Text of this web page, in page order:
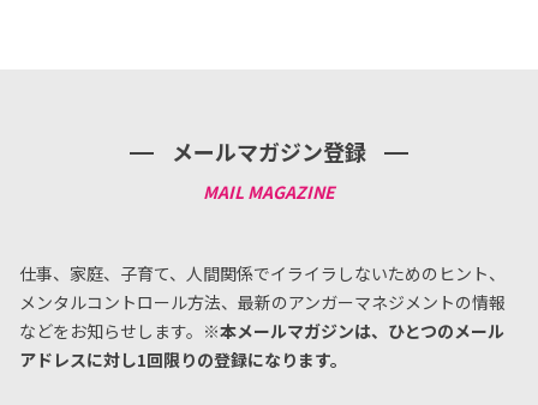
メールマガジン登録
仕事、家庭、子育て、人間関係でイライラしないためのヒント、
メンタルコントロール方法、 最新のアンガーマネジメントの情報
などをお知らせします。 ※本メールマガジンは、ひとつのメール
アドレスに対し1回限りの登録になります。